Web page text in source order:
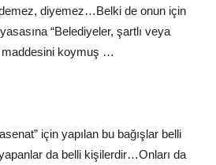
demez, diyemez…Belki de onun için
“Belediyeler, şartlı veya
maddesini koymuş …
için yapılan bu bağışlar belli
da belli kişilerdir…Onları da